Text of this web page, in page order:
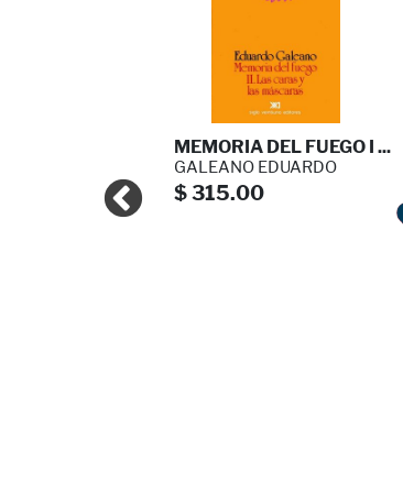
MEMORIA DEL FUEGO I ...
GALEANO EDUARDO
$ 315.00